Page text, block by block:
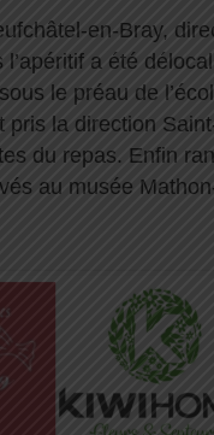
en-Bray,
l’apéritif a été
le préau de
la direction
du repas. Enfin
au musée